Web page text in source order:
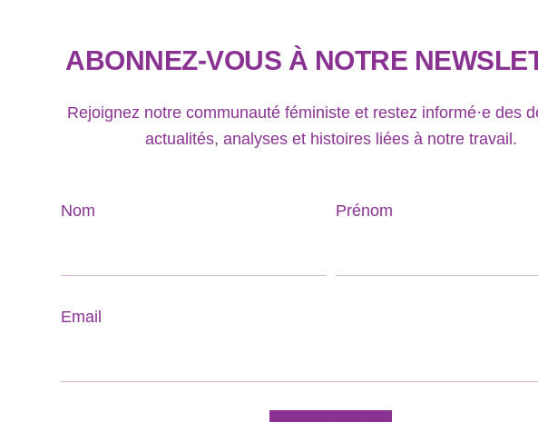
ABONNEZ-VOUS À NOTRE
Rejoignez notre communauté féministe et restez informé·e des
actualités, analyses et histoires liées à notre travail.
Nom Prénom
Email